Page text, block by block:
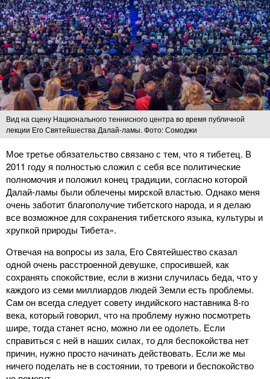
Вид на сцену Национального теннисного центра во время публичной
лекции Его Святейшества Далай-ламы. Фото: Сомоджи
Мое третье обязательство связано с тем, что я тибетец. В
2011 году я полностью сложил с себя все политические
полномочия и положил конец традиции, согласно которой
Далай-ламы были облечены мирской властью. Однако меня
очень заботит благополучие тибетского народа, и я делаю
все возможное для сохранения тибетского языка, культуры и
хрупкой природы Тибета».
Отвечая на вопросы из зала, Его Святейшество сказал
одной очень расстроенной девушке, спросившей, как
сохранять спокойствие, если в жизни случилась беда, что у
каждого из семи миллиардов людей Земли есть проблемы.
Сам он всегда следует совету индийского наставника 8-го
века, который говорил, что на проблему нужно посмотреть
шире, тогда станет ясно, можно ли ее одолеть. Если
справиться с ней в наших силах, то для беспокойства нет
причин, нужно просто начинать действовать. Если же мы
ничего поделать не в состоянии, то тревоги и беспокойство